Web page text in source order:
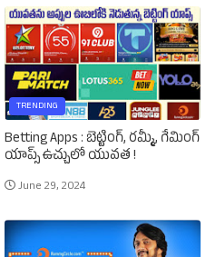
TRENDING
Betting Apps : బెట్టింగ్‌, రమ్మీ, గేమింగ్‌
యాప్స్‌ ఉచ్చులో యువత !
June 29, 2024